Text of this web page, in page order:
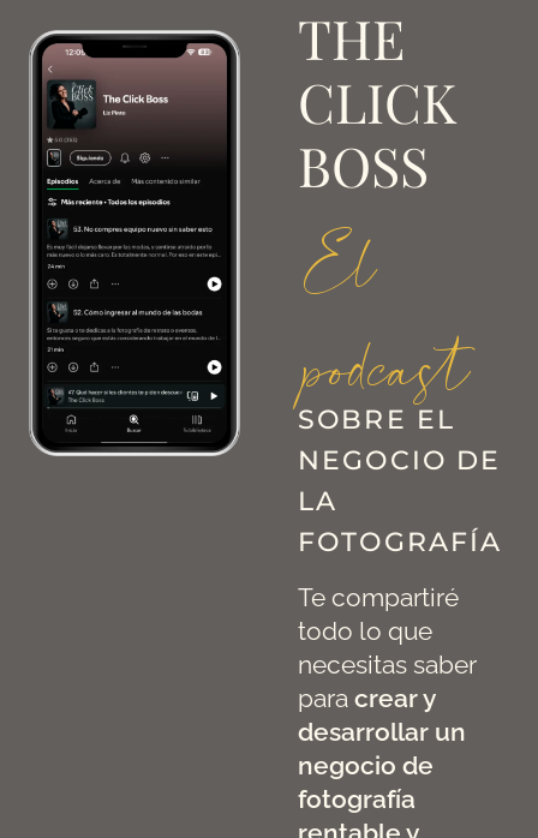
THE
CLICK
BOSS
El
podcast
SOBRE EL
NEGOCIO DE
LA
FOTOGRAFÍA
Te compartiré
todo lo que
necesitas saber
para crear y
desarrollar un
negocio de
fotografía